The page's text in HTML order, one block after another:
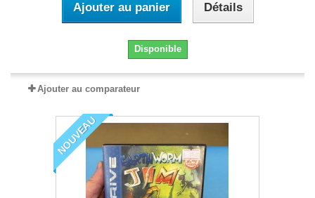
Ajouter au panier Détails
Disponible
Ajouter au comparateur
NOUVEAU